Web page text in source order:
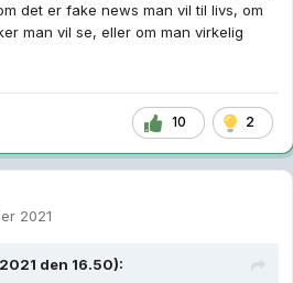
det er fake news man vil til livs, om
man vil se, eller om man virkelig
10 2
2021
den 16.50):